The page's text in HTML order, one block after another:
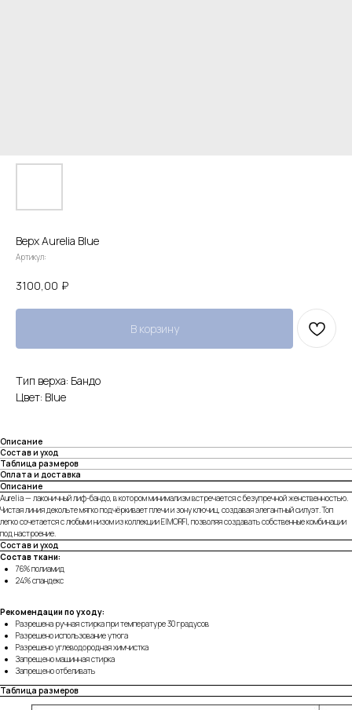
Верх Aurelia Blue
Артикул:
3100,00 ₽
В корзину
Тип верха: Бандо
Цвет: Blue
Описание
Состав и уход
Таблица размеров
Оплата и доставка
Описание
Aurelia — лаконичный лиф-бандо, в котором минимализм встречается с безупречной женственностью.
Чистая линия декольте мягко подчёркивает плечи и зону ключиц, создавая элегантный силуэт. Топ
легко сочетается с любыми низом из коллекции EIMORFI, позволяя создавать собственные комбинации
под настроение.
Состав и уход
Состав ткани:
76% полиамид
24% спандекс
Рекомендации по уходу:
Разрешена ручная стирка при температуре 30 градусов
Разрешено использование утюга
Разрешено углеводородная химчистка
Запрещено машинная стирка
Запрещено отбеливать
Таблица размеров